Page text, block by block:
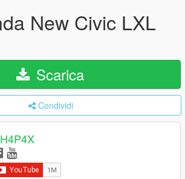
New Civic LXL
Scarica
Condividi